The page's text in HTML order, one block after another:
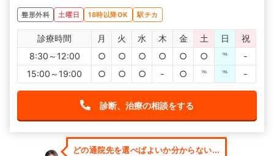
整形外科 土曜日 18時以降OK 駅チカ
診療時間 月 火 水 木 金 土 日
祝
8:30～12:00
○ ○ ○ ○ ○ ○ ℡
-
15:00～19:00
○ ○ ○ - ○ ℡ ℡ -
診断、治療の相談をする
どの通院先を選べばよいか分からない...